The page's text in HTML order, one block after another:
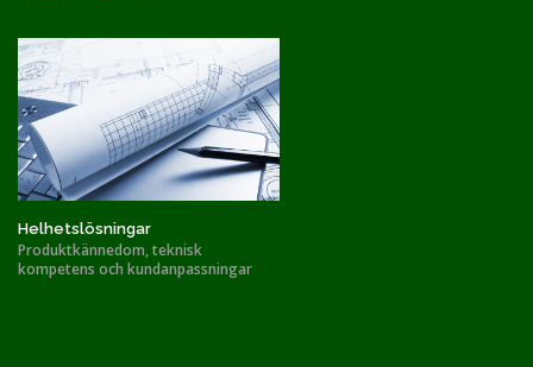
Helhetslösningar
Produktkännedom, teknisk
kompetens och kundanpassningar